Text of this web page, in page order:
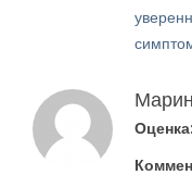
Оценка: